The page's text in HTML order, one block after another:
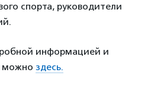
спорта, руководители
информацией и
можно здесь.